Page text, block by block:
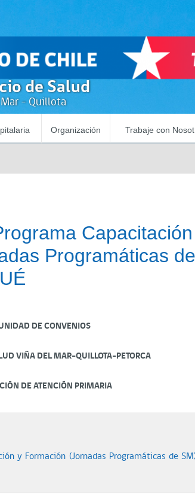
de Salud
- Quillota
Organización Trabaje con
Programáticas de
DE CONVENIOS
VIÑA DEL MAR-QUILLOTA-PETORCA
DE ATENCIÓN PRIMARIA
y Formación (Jornadas Programáticas de